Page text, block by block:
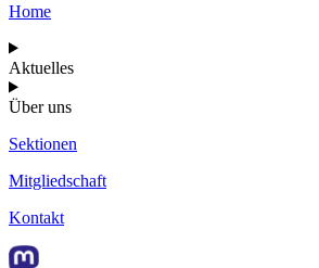
Home
Aktuelles
Über uns
Sektionen
Mitgliedschaft
Kontakt